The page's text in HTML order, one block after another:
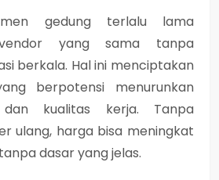
gedung terlalu lama
vendor yang sama tanpa
berkala. Hal ini menciptakan
berpotensi menurunkan
kualitas kerja. Tanpa
ulang, harga bisa meningkat
dasar yang jelas.